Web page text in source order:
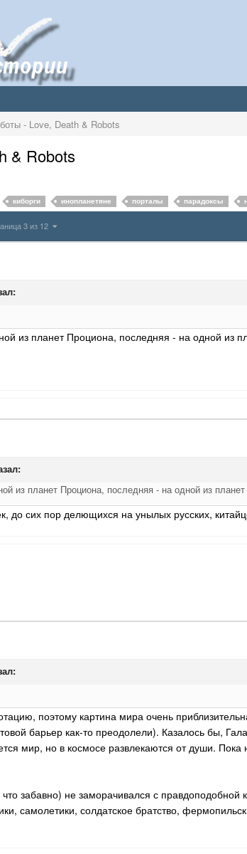
- Love, Death & Robots
& Robots
киборги инопланетяне порталы парадоксы
3 из 12
из планет Проциона, последняя - на одной из
из планет Проциона, последняя - на одной из
до сих пор делющихся на унылых русских,
поэтому картина мира очень
барьер как-то преодолели). Казалось бы,
мир, но в космосе развлекаются от души.
забавно) не заморачивался с
самолетики, солдатское братство,